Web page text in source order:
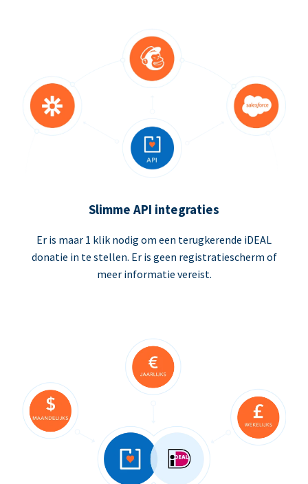
Slimme API integraties
Er is maar 1 klik nodig om een terugkerende iDEAL
donatie in te stellen. Er is geen registratiescherm of
meer informatie vereist.